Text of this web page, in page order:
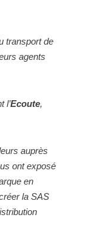
transport de
agents
l’Ecoute,
auprès
ont exposé
en
la SAS